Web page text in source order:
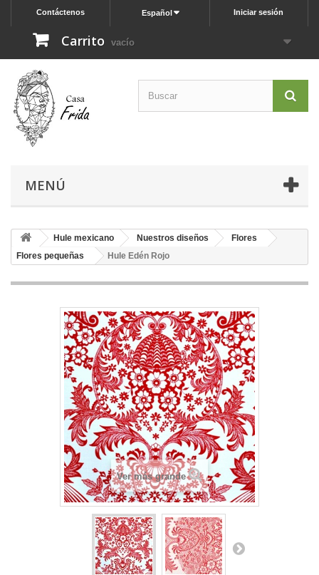
Iniciar sesión
Español
Contáctenos
Carrito vacío
MENÚ
Hule mexicano Nuestros diseños
Flores
Flores pequeñas
Hule Edén Rojo
Ver más grande